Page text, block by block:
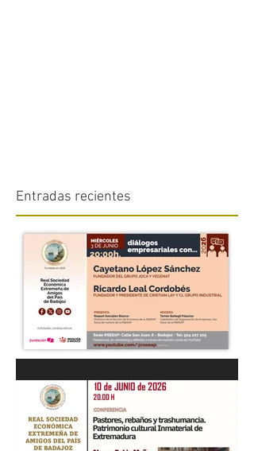
Entradas recientes
“DIÁLOGOS EMPRESARIALES
CON...” Cayetano López
Sánchez y Ricardo Leal